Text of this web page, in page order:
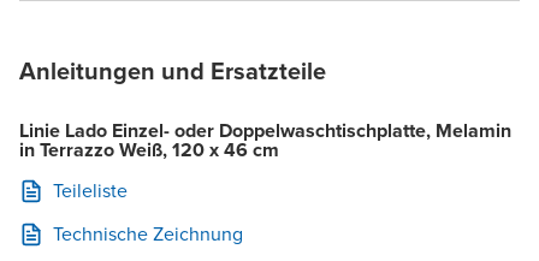
Anleitungen und Ersatzteile
Linie Lado Einzel- oder Doppelwaschtischplatte, Melamin
in Terrazzo Weiß, 120 x 46 cm
Teileliste
Technische Zeichnung